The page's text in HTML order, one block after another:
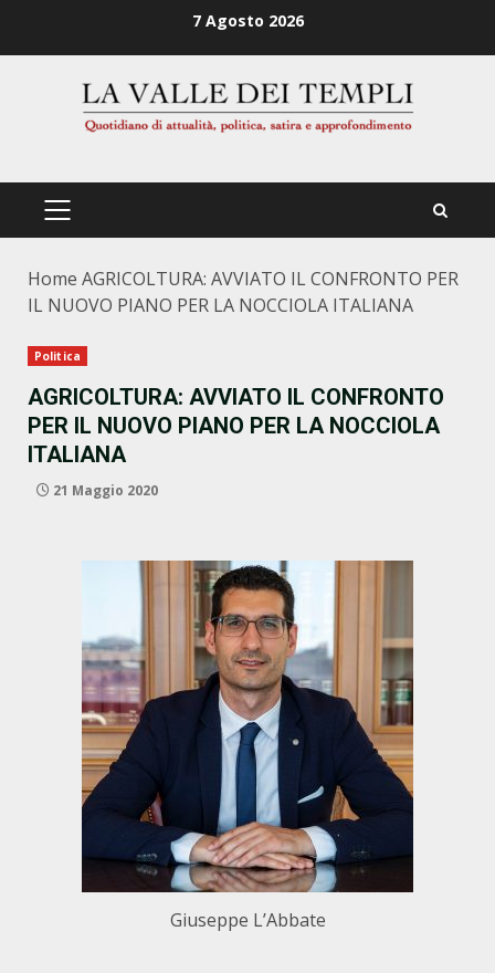
7 Agosto 2026
PRIMÄRES
Home AGRICOLTURA: AVVIATO IL CONFRONTO PER
IL NUOVO PIANO PER LA NOCCIOLA ITALIANA
Politica
AGRICOLTURA: AVVIATO IL CONFRONTO
PER IL NUOVO PIANO PER LA NOCCIOLA
ITALIANA
21 Maggio 2020
Giuseppe L’Abbate